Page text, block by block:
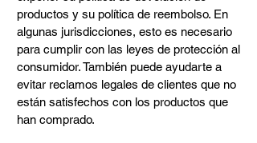
productos y su política de reembolso. En
algunas jurisdicciones, esto es necesario
para cumplir con las leyes de protección al
consumidor. También puede ayudarte a
evitar reclamos legales de clientes que no
están satisfechos con los productos que
han comprado.